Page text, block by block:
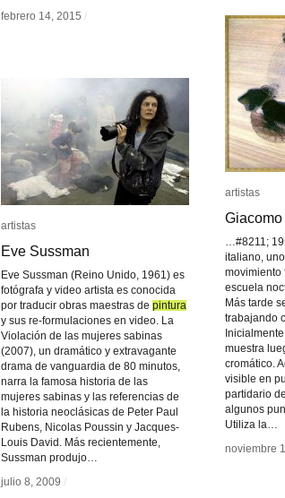
febrero 14, 2015 /
febrero 14, 2015 /
artistas
…#8211;
italiano,
movimiento
escuela
Más tarde
trabajando
muestra
cromático.
visible en
partidario
algunos
Utiliza la…
noviembre
artistas
noviembre
artistas
Eve Sussman
Eve Sussman (Reino Unido, 1961) es
fotógrafa y video artista es conocida
por traducir obras maestras de pintura
y sus re-formulaciones en video. La
Violación de las mujeres sabinas
(2007), un dramático y extravagante
drama de vanguardia de 80 minutos,
narra la famosa historia de las
mujeres sabinas y las referencias de
la historia neoclásicas de Peter Paul
Rubens, Nicolas Poussin y Jacques-
Louis David. Más recientemente,
Sussman produjo…
julio 8, 2009 /
artistas
Eve Sussman
pintura
julio 8, 2009 /